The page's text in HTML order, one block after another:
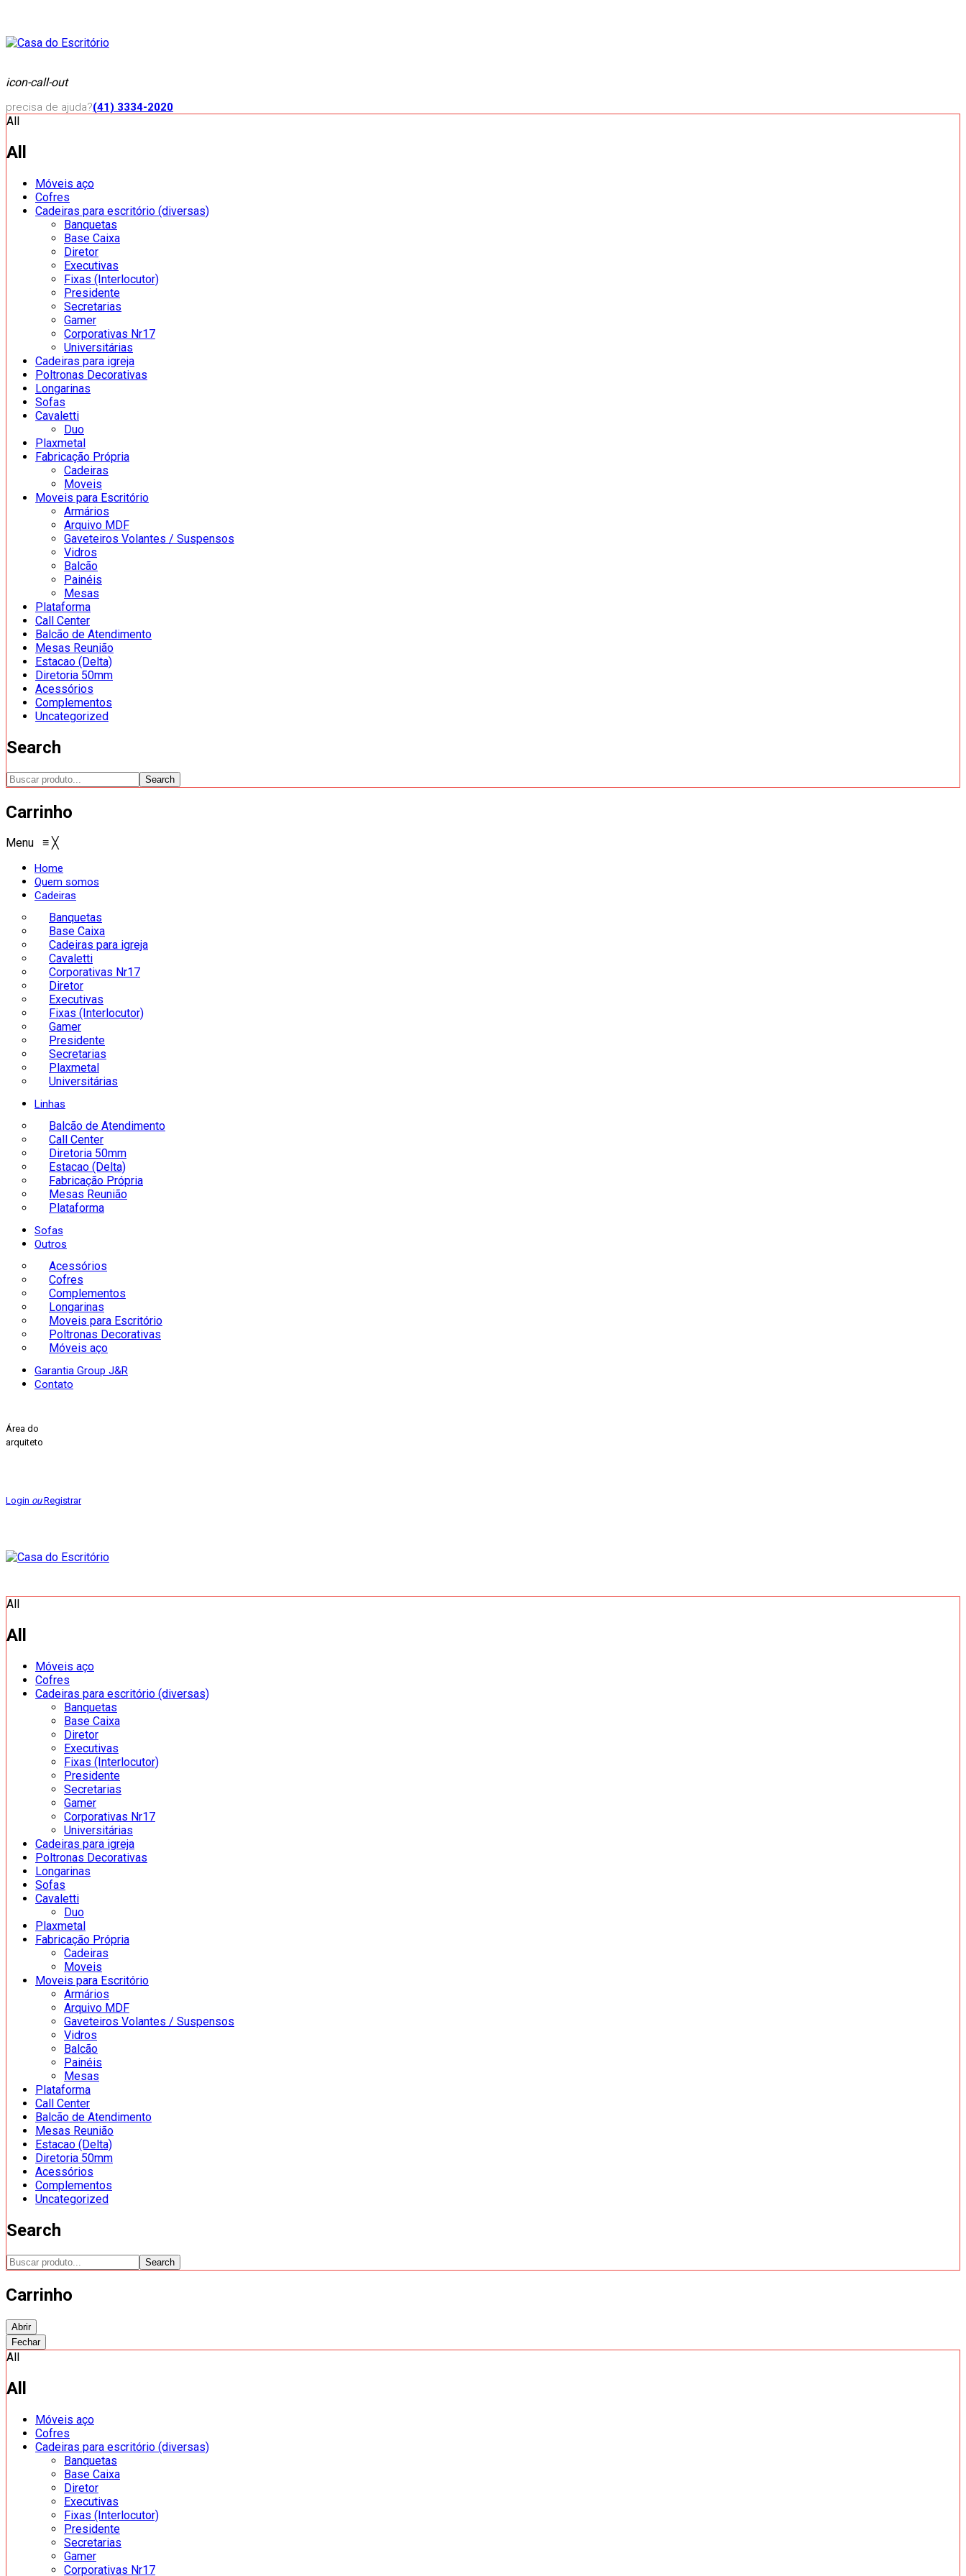
icon-call-out
precisa de ajuda?(41) 3334-2020
All
All
Móveis aço
Cofres
Cadeiras para escritório (diversas)
Banquetas
Base Caixa
Diretor
Executivas
Fixas (Interlocutor)
Presidente
Secretarias
Gamer
Corporativas Nr17
Universitárias
Cadeiras para igreja
Poltronas Decorativas
Longarinas
Sofas
Cavaletti
Duo
Plaxmetal
Fabricação Própria
Cadeiras
Moveis
Moveis para Escritório
Armários
Arquivo MDF
Gaveteiros Volantes / Suspensos
Vidros
Balcão
Painéis
Mesas
Plataforma
Call Center
Balcão de Atendimento
Mesas Reunião
Estacao (Delta)
Diretoria 50mm
Acessórios
Complementos
Uncategorized
Search
Search
Carrinho
Menu ≡ ╳
Home
Quem somos
Cadeiras
Banquetas
Base Caixa
Cadeiras para igreja
Cavaletti
Corporativas Nr17
Diretor
Executivas
Fixas (Interlocutor)
Gamer
Presidente
Secretarias
Plaxmetal
Universitárias
Linhas
Balcão de Atendimento
Call Center
Diretoria 50mm
Estacao (Delta)
Fabricação Própria
Mesas Reunião
Plataforma
Sofas
Outros
Acessórios
Cofres
Complementos
Longarinas
Moveis para Escritório
Poltronas Decorativas
Móveis aço
Garantia Group J&R
Contato
Área do
arquiteto
Login ouRegistrar
All
All
Móveis aço
Cofres
Cadeiras para escritório (diversas)
Banquetas
Base Caixa
Diretor
Executivas
Fixas (Interlocutor)
Presidente
Secretarias
Gamer
Corporativas Nr17
Universitárias
Cadeiras para igreja
Poltronas Decorativas
Longarinas
Sofas
Cavaletti
Duo
Plaxmetal
Fabricação Própria
Cadeiras
Moveis
Moveis para Escritório
Armários
Arquivo MDF
Gaveteiros Volantes / Suspensos
Vidros
Balcão
Painéis
Mesas
Plataforma
Call Center
Balcão de Atendimento
Mesas Reunião
Estacao (Delta)
Diretoria 50mm
Acessórios
Complementos
Uncategorized
Search
Search
Carrinho
Abrir
Fechar
All
All
Móveis aço
Cofres
Cadeiras para escritório (diversas)
Banquetas
Base Caixa
Diretor
Executivas
Fixas (Interlocutor)
Presidente
Secretarias
Gamer
Corporativas Nr17